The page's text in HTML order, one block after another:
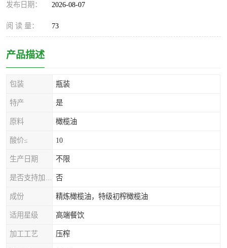
发布日期： 2026-08-07
阅 读 量： 73
产品描述
包装 瓶装
特产 是
原料 橄榄油
酸价≤ 10
生产日期 不限
否
成份 精炼橄榄油，特级初榨橄榄油
适用星级 高端餐饮
加工工艺 压榨